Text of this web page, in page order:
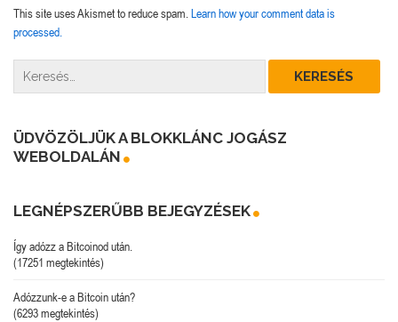
This site uses Akismet to reduce spam. Learn how your comment data is
processed.
ÜDVÖZÖLJÜK A BLOKKLÁNC JOGÁSZ
WEBOLDALÁN
LEGNÉPSZERŰBB BEJEGYZÉSEK
Így adózz a Bitcoinod után.
(17251 megtekintés)
Adózzunk-e a Bitcoin után?
(6293 megtekintés)